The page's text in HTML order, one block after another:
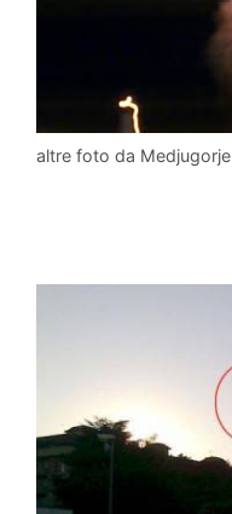
altre foto da Medjugorje